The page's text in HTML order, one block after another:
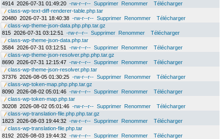
4914 2026-07-31 01:49:20 -rw-r--r-- Supprimer Renommer
Télécharger
class-wp-text-diff-renderer-table.php.tar
20480 2026-07-31 18:40:38 -rw-r--r-- Supprimer Renommer
Télécharger
class-wp-theme-json-data.php.php.tar.gz
815 2026-07-31 03:12:51 -rw-r--r-- Supprimer Renommer
Télécharger
class-wp-theme-json-data.php.tar
3584 2026-07-31 03:12:51 -rw-r--r-- Supprimer Renommer
Télécharger
class-wp-theme-json-resolver.php.php.tar.gz
8690 2026-07-31 12:15:47 -rw-r--r-- Supprimer Renommer
Télécharger
class-wp-theme-json-resolver.php.tar
37376 2026-08-05 01:30:25 -rw-r--r-- Supprimer Renommer
Télécharger
class-wp-token-map.php.php.tar.gz
8090 2026-08-02 05:01:46 -rw-r--r-- Supprimer Renommer
Télécharger
class-wp-token-map.php.tar
30208 2026-08-02 05:01:46 -rw-r--r-- Supprimer Renommer
Télécharger
class-wp-translation-file.php.php.tar.gz
1823 2026-08-03 19:44:32 -rw-r--r-- Supprimer Renommer
Télécharger
class-wp-translation-file.php.tar
8192 2026-08-03 19:44:32 -rw-r--r-- Supprimer Renommer
Télécharger